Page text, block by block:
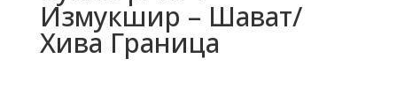
Измукшир – Шават/
Хива Граница